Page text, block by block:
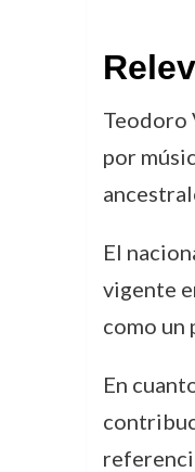
Teodoro
por
El
vigente
como un
En